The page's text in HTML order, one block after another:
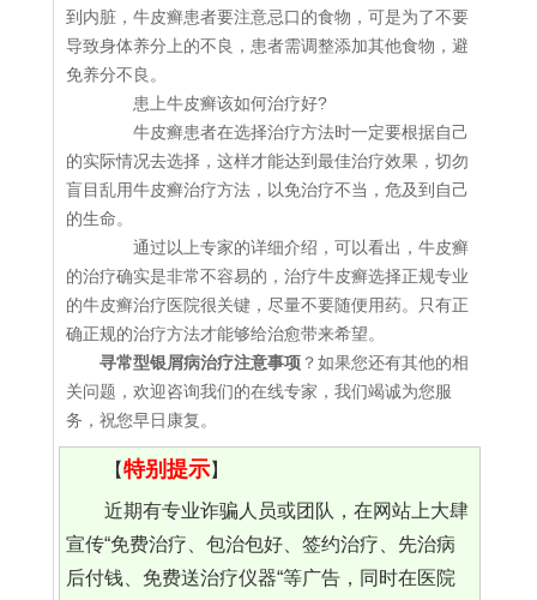
到内脏，牛皮癣患者要注意忌口的食物，可是为了不要
导致身体养分上的不良，患者需调整添加其他食物，避
免养分不良。
患上牛皮癣该如何治疗好?
牛皮癣患者在选择治疗方法时一定要根据自己
的实际情况去选择，这样才能达到最佳治疗效果，切勿
盲目乱用牛皮癣治疗方法，以免治疗不当，危及到自己
的生命。
通过以上专家的详细介绍，可以看出，牛皮癣
的治疗确实是非常不容易的，治疗牛皮癣选择正规专业
的牛皮癣治疗医院很关键，尽量不要随便用药。只有正
确正规的治疗方法才能够给治愈带来希望。
寻常型银屑病治疗注意事项 ？如果您还有其他的相
关问题，欢迎咨询我们的在线专家，我们竭诚为您服
务，祝您早日康复。
【特别提示】
近期有专业诈骗人员或团队，在网站上大肆
宣传“免费治疗、包治包好、签约治疗、先治病
后付钱、免费送治疗仪器“等广告，同时在医院